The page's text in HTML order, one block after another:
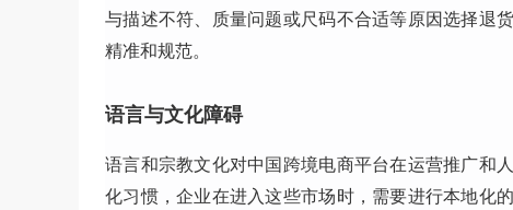
与描述不符、质量问题或尺码不合适等原因选择退
精准和规范。
语言与文化障碍
语言和宗教文化对中国跨境电商平台在运营推广和
化习惯，企业在进入这些市场时，需要进行本地化